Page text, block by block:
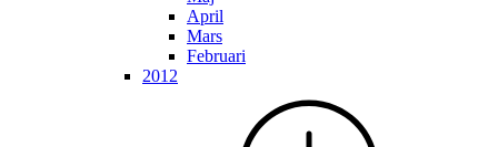
April
Mars
Februari
2012